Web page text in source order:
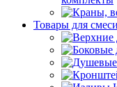
Товары для